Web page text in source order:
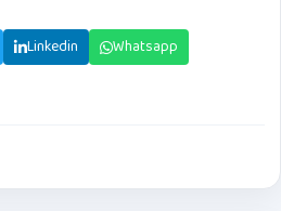
Linkedin
Whatsapp